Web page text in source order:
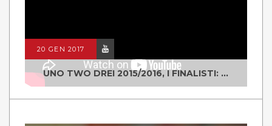
20 GEN 2017
UNO TWO DREI 2015/2016, I FINALISTI: CLASSE IV ALS ISTITUTO "DEGASPERI" BORGO VALSUGANA